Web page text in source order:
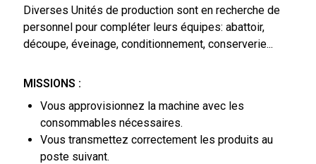
Diverses Unités de production sont en recherche de
personnel pour compléter leurs équipes: abattoir,
découpe, éveinage, conditionnement, conserverie...
MISSIONS :
Vous approvisionnez la machine avec les
consommables nécessaires.
Vous transmettez correctement les produits au
poste suivant.